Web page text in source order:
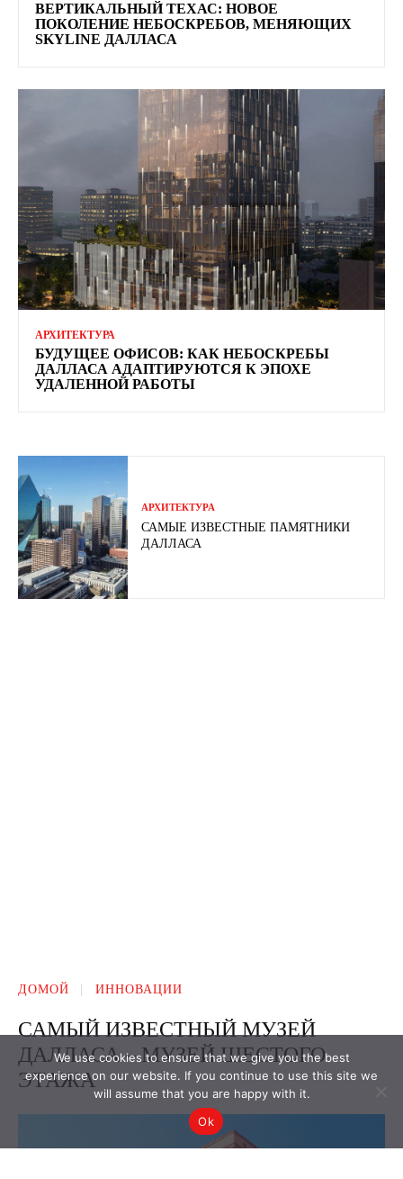
ВЕРТИКАЛЬНЫЙ ТЕХАС: НОВОЕ
ПОКОЛЕНИЕ НЕБОСКРЕБОВ, МЕНЯЮЩИХ
SKYLINE ДАЛЛАСА
АРХИТЕКТУРА
БУДУЩЕЕ ОФИСОВ: КАК НЕБОСКРЕБЫ
ДАЛЛАСА АДАПТИРУЮТСЯ К ЭПОХЕ
УДАЛЕННОЙ РАБОТЫ
АРХИТЕКТУРА
САМЫЕ ИЗВЕСТНЫЕ ПАМЯТНИКИ
ДАЛЛАСА
We use cookies to ensure that we give you the best
experience on our website. If you continue to use this site we
will assume that you are happy with it.
Ok